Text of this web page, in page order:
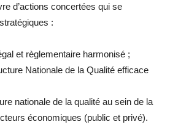
d’actions concertées qui se
:
et règlementaire harmonisé ;
Nationale de la Qualité efficace
nationale de la qualité au sein de la
économiques (public et privé).